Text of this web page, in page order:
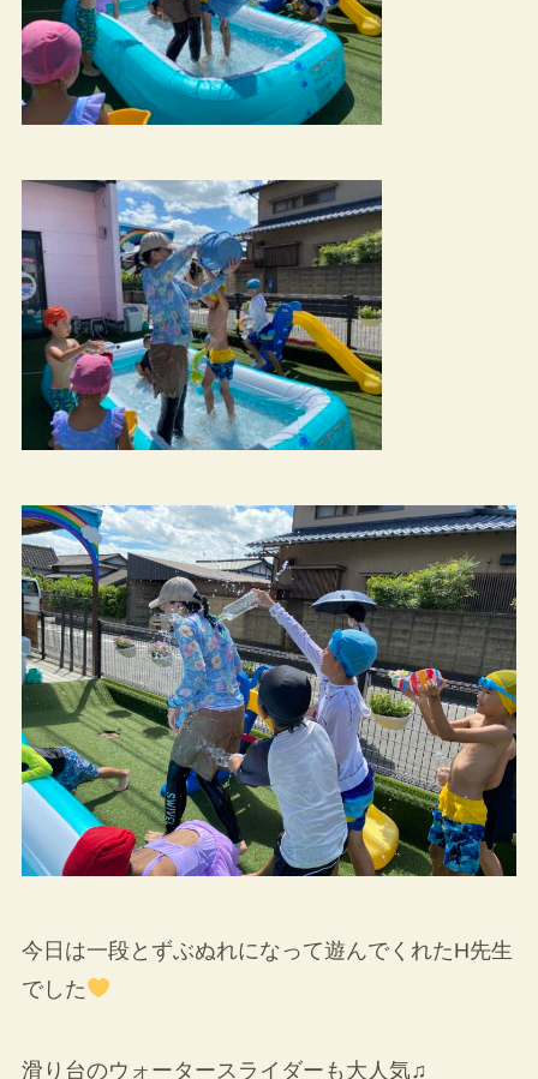
今日は一段とずぶぬれになって遊んでくれたH先生
でした
滑り台のウォータースライダーも大人気♫